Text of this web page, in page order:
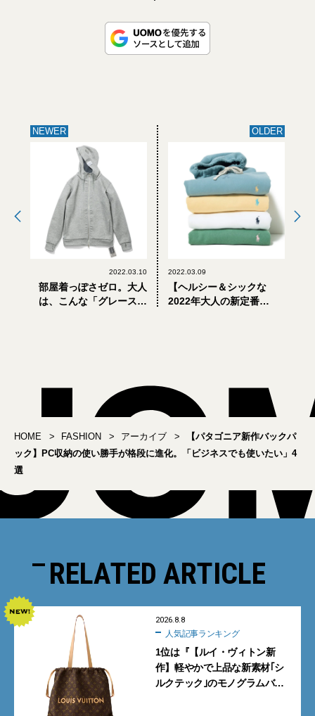
NEWER
2022.03.10
部屋着っぽさゼロ。大人
は、こんな「グレースウ
OLDER
2022.03.09
【ヘルシー＆シックな
2022年大人の新定番
HOME FASHION アーカイブ
【パタゴニア新作バックパ
ック】PC収納の使い勝手が格段に進化。「ビジネスでも使いたい」4
選
RELATED ARTICLE
2026.8.8
人気記事ランキング
1位は『【ルイ・ヴィトン新
作】軽やかで上品な新素材｢シ
ルクテック｣のモノグラムバッ